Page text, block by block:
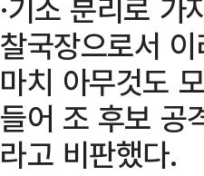
·기소 분리로
찰국장으로서
마치 아무것도
들어 조 후보 공
라고 비판했다.